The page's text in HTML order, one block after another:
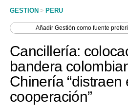
Economía
Mercados
Perú
GESTION > PERU
AñadirGestión como fuente
Cancillería:
bandera
Chinería “distraen
cooperación”